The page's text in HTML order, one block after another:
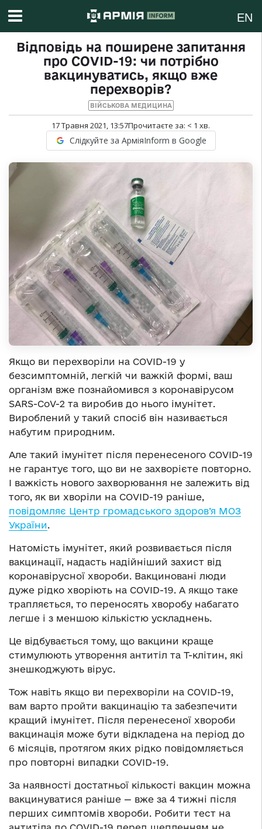
EN
Відповідь на поширене запитання
про COVID-19: чи потрібно
вакцинуватись, якщо вже
перехворів?
ВІЙСЬКОВА МЕДИЦИНА
17 Травня 2021, 13:57Прочитаєте за: < 1 хв.
Слідкуйте за АрміяInform в Google
Якщо ви перехворіли на COVID-19 у
безсимптомній, легкій чи важкій формі, ваш
організм вже познайомився з коронавірусом
SARS-CoV-2 та виробив до нього імунітет.
Вироблений у такий спосіб він називається
набутим природним.
Але такий імунітет після перенесеного COVID-19
не гарантує того, що ви не захворієте повторно.
І важкість нового захворювання не залежить від
того, як ви хворіли на COVID-19 раніше,
повідомляє Центр громадського здоров’я МОЗ
України.
Натомість імунітет, який розвивається після
вакцинації, надасть надійніший захист від
коронавірусної хвороби. Вакциновані люди
дуже рідко хворіють на COVID-19. А якщо таке
трапляється, то переносять хворобу набагато
легше і з меншою кількістю ускладнень.
Це відбувається тому, що вакцини краще
стимулюють утворення антитіл та Т-клітин, які
знешкоджують вірус.
Тож навіть якщо ви перехворіли на COVID-19,
вам варто пройти вакцинацію та забезпечити
кращий імунітет. Після перенесеної хвороби
вакцинація може бути відкладена на період до
6 місяців, протягом яких рідко повідомляється
про повторні випадки COVID-19.
За наявності достатньої кількості вакцин можна
вакцинуватися раніше — вже за 4 тижні після
перших симптомів хвороби. Робити тест на